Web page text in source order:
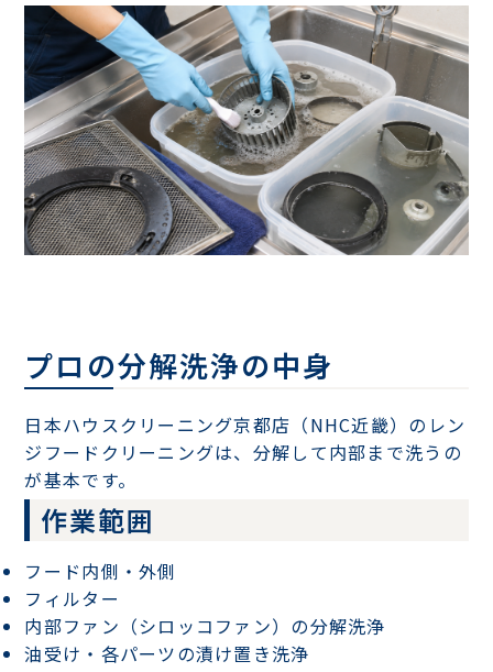
プロの分解洗浄の中身
日本ハウスクリーニング京都店（NHC近畿）のレン
ジフードクリーニングは、分解して内部まで洗うの
が基本です。
作業範囲
フード内側・外側
フィルター
内部ファン（シロッコファン）の分解洗浄
油受け・各パーツの漬け置き洗浄